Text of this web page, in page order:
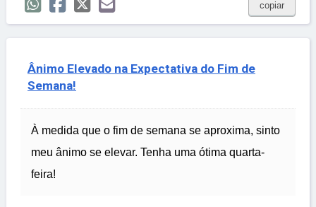
copiar
Ânimo Elevado na Expectativa do Fim de
Semana!
À medida que o fim de semana se aproxima, sinto
meu ânimo se elevar. Tenha uma ótima quarta-
feira!